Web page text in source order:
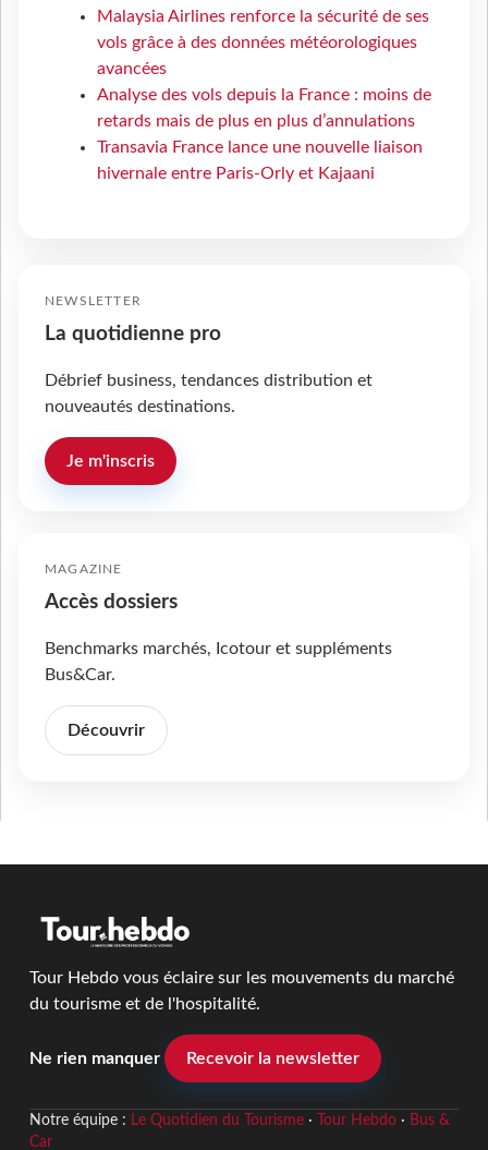
Malaysia Airlines renforce la sécurité de ses
vols grâce à des données météorologiques
avancées
Analyse des vols depuis la France : moins de
retards mais de plus en plus d’annulations
Transavia France lance une nouvelle liaison
hivernale entre Paris-Orly et Kajaani
NEWSLETTER
La quotidienne pro
Débrief business, tendances distribution et
nouveautés destinations.
Je m'inscris
MAGAZINE
Accès dossiers
Benchmarks marchés, Icotour et suppléments
Bus&Car.
Découvrir
Tour Hebdo vous éclaire sur les mouvements du marché
du tourisme et de l'hospitalité.
Ne rien manquer Recevoir la newsletter
Notre équipe : Le Quotidien du Tourisme· Tour Hebdo· Bus &
Car